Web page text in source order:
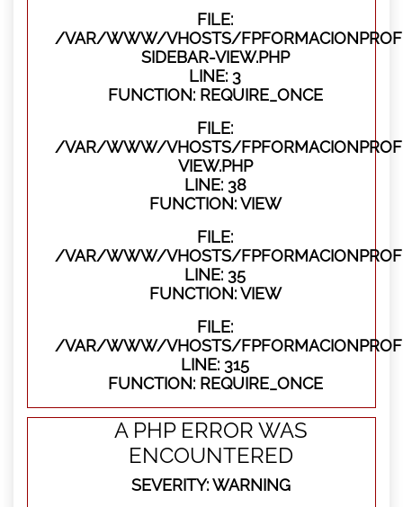
FILE:
/VAR/WWW/VHOSTS/
SIDEBAR-VIEW.PHP
LINE: 3
FUNCTION: REQUIRE_ONCE
FILE:
/VAR/WWW/VHOSTS/
VIEW.PHP
LINE: 38
FUNCTION: VIEW
FILE:
/VAR/WWW/VHOSTS/
LINE: 35
FUNCTION: VIEW
FILE:
/VAR/WWW/VHOSTS/
LINE: 315
FUNCTION: REQUIRE_ONCE
A PHP ERROR WAS
ENCOUNTERED
SEVERITY: WARNING